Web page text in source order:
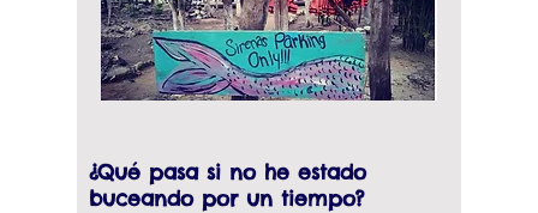
¿Qué pasa si no he estado
buceando por un tiempo?